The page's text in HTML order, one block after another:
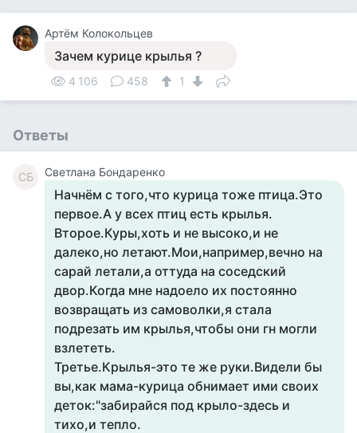
Артём Колокольцев
Зачем курице крылья ?
4 106 458 1
Ответы
СБ Светлана Бондаренко
Начнём с того,что курица тоже птица.Это
первое.А у всех птиц есть крылья.
Второе.Куры,хоть и не высоко,и не
далеко,но летают.Мои,например,вечно на
сарай летали,а оттуда на соседский
двор.Когда мне надоело их постоянно
возвращать из самоволки,я стала
подрезать им крылья,чтобы они гн могли
взлететь.
Третье.Крылья-это те же руки.Видели бы
вы,как мама-курица обнимает ими своих
деток:"забирайся под крыло-здесь и
тихо,и тепло.